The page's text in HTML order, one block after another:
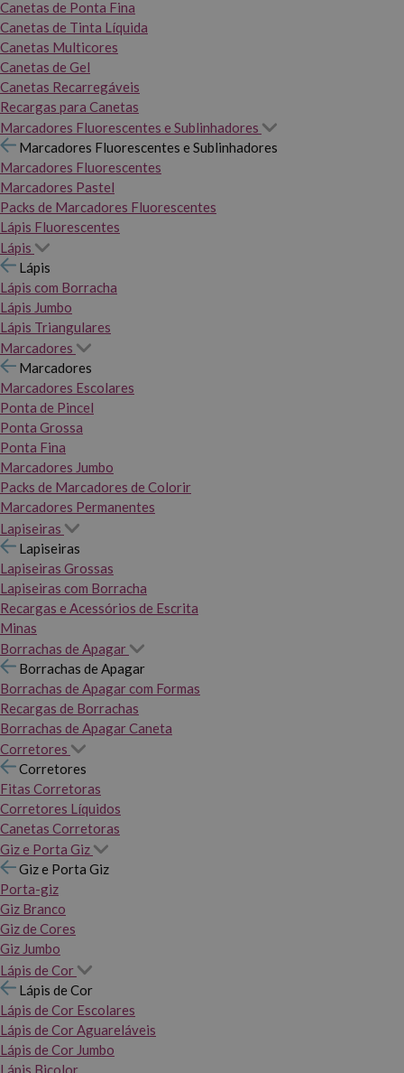
Canetas de Ponta Fina
Canetas de Tinta Líquida
Canetas Multicores
Canetas de Gel
Canetas Recarregáveis
Recargas para Canetas
Marcadores Fluorescentes e Sublinhadores
Marcadores Fluorescentes e Sublinhadores
Marcadores Fluorescentes
Marcadores Pastel
Packs de Marcadores Fluorescentes
Lápis Fluorescentes
Lápis
Lápis
Lápis com Borracha
Lápis Jumbo
Lápis Triangulares
Marcadores
Marcadores
Marcadores Escolares
Ponta de Pincel
Ponta Grossa
Ponta Fina
Marcadores Jumbo
Packs de Marcadores de Colorir
Marcadores Permanentes
Lapiseiras
Lapiseiras
Lapiseiras Grossas
Lapiseiras com Borracha
Recargas e Acessórios de Escrita
Minas
Borrachas de Apagar
Borrachas de Apagar
Borrachas de Apagar com Formas
Recargas de Borrachas
Borrachas de Apagar Caneta
Corretores
Corretores
Fitas Corretoras
Corretores Líquidos
Canetas Corretoras
Giz e Porta Giz
Giz e Porta Giz
Porta-giz
Giz Branco
Giz de Cores
Giz Jumbo
Lápis de Cor
Lápis de Cor
Lápis de Cor Escolares
Lápis de Cor Aguareláveis
Lápis de Cor Jumbo
Lápis Bicolor